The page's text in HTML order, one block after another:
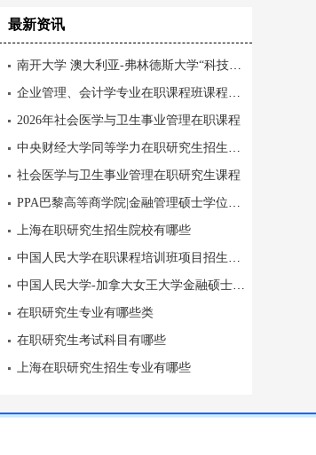
最新资讯
南开大学 澳大利亚-弗林德斯大学“科技金融”硕士学位
企业管理、会计学专业在职课程班课程设置
2026年社会医学与卫生事业管理在职课程
中央财经大学同等学力在职研究生招生课程设置
社会医学与卫生事业管理在职研究生课程
PPA巴黎高等商学院|金融管理硕士学位项目，7月开学典礼
上海在职研究生招生院校有哪些
中国人民大学在职课程培训班项目招生专业目录
中国人民大学-加拿大女王大学金融硕士项目(双语班)院校简介
在职研究生专业有哪些类
在职研究生考试科目有哪些
上海在职研究生招生专业有哪些